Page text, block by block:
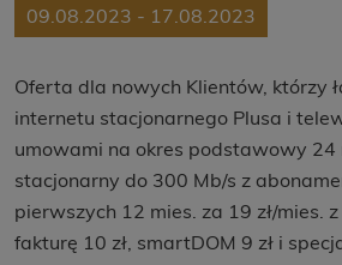
09.08.2023 - 17.08.2023
Oferta dla nowych Klientów, którzy
internetu stacjonarnego Plusa i
umowami na okres podstawowy 24
stacjonarny do 300 Mb/s z
pierwszych 12 mies. za 19 zł/mies.
fakturę 10 zł, smartDOM 9 zł i